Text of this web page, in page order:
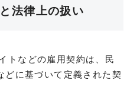
法律上の扱い
トなどの雇用契約は、民
どに基づいて定義された契